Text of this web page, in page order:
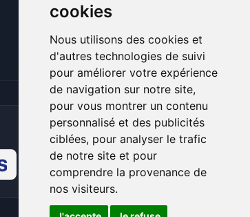
cookies
Nous utilisons des cookies et
d'autres technologies de suivi
pour améliorer votre expérience
de navigation sur notre site,
pour vous montrer un contenu
personnalisé et des publicités
ciblées, pour analyser le trafic
de notre site et pour
comprendre la provenance de
nos visiteurs.